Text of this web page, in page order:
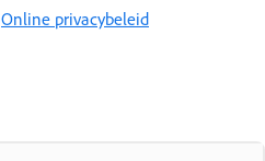
Online privacybeleid